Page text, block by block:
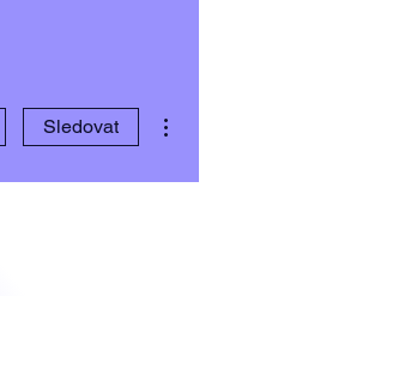
Sledovat